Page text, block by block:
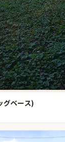
ベース)